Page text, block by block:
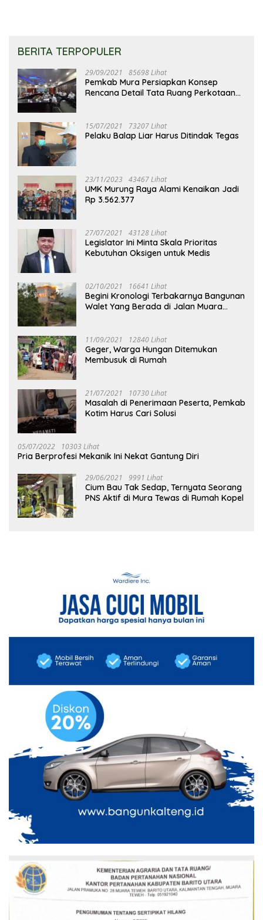
BERITA TERPOPULER
29/09/2021 85698 Lihat
Pemkab Mura Persiapkan Konsep
Rencana Detail Tata Ruang Perkotaan
15/07/2021 73207 Lihat
Pelaku Balap Liar Harus Ditindak Tegas
23/11/2023 43467 Lihat
UMK Murung Raya Alami Kenaikan Jadi
Rp 3.562.377
27/07/2021 43128 Lihat
Legislator Ini Minta Skala Prioritas
Kebutuhan Oksigen untuk Medis
02/10/2021 16641 Lihat
Begini Kronologi Terbakarnya Bangunan
Walet Yang Berada di Jalan Muara
11/09/2021 12840 Lihat
Geger, Warga Hungan Ditemukan
Membusuk di Rumah
21/07/2021 10730 Lihat
Masalah di Penerimaan Peserta, Pemkab
Kotim Harus Cari Solusi
05/07/2022 10303 Lihat
Pria Berprofesi Mekanik Ini Nekat Gantung Diri
29/06/2021 9991 Lihat
Cium Bau Tak Sedap, Ternyata Seorang
PNS Aktif di Mura Tewas di Rumah Kopel